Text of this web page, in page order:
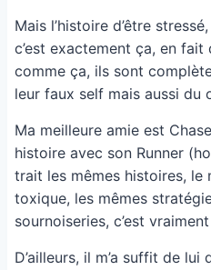
Mais l’histoire d’être
c’est exactement ça, en fait
comme ça, ils sont
leur faux self mais aussi du
Ma meilleure amie est
histoire avec son Runner
trait les mêmes histoires,
toxique, les mêmes
sournoiseries, c’est
D’ailleurs, il m’a suffit de